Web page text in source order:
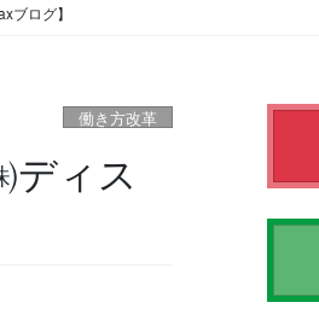
ブログ】
働き方改革
ディス